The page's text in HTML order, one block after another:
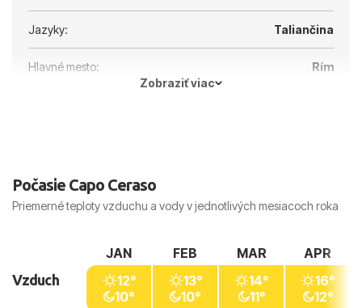
Jazyky: Taliančina
Hlavné mesto:
Rím
Zobraziť viac
Počasie Capo Ceraso
Priemerné teploty vzduchu a vody v jednotlivých mesiacoch roka
Vzduch
JAN
12°
10°
FEB
13°
10°
MAR
14°
11°
APR
16°
12°